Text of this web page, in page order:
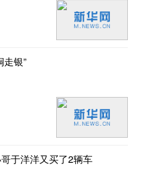
银”
于洋洋又买了2辆车